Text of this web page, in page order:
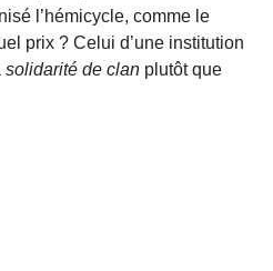
l’hémicycle, comme le
prix ? Celui d’une institution
solidarité de clan plutôt que